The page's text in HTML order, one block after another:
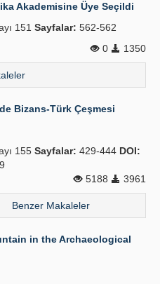
Akademisine Üye Seçildi
151 Sayfalar: 562-562
0
1350
Bizans-Türk Çeşmesi
155 Sayfalar: 429-444 DOI:
5188
3961
Benzer Makaleler
in the Archaeological